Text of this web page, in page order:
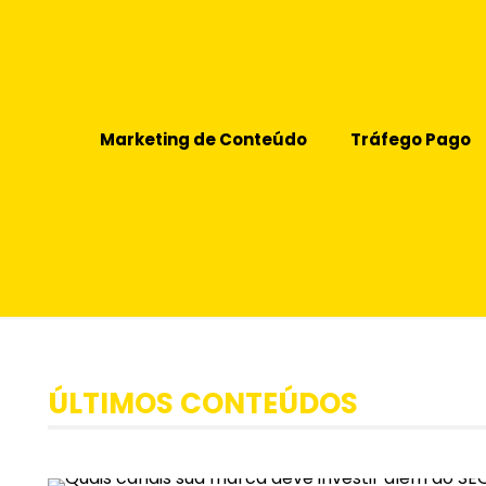
Marketing de Conteúdo Tráfego Pago
ÚLTIMOS CONTEÚDOS